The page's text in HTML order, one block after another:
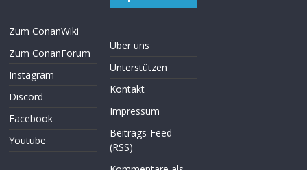
Zum ConanWiki
Zum ConanForum
Instagram
Discord
Facebook
Youtube
Über uns
Unterstützen
Kontakt
Impressum
Beitrags-Feed
(RSS)